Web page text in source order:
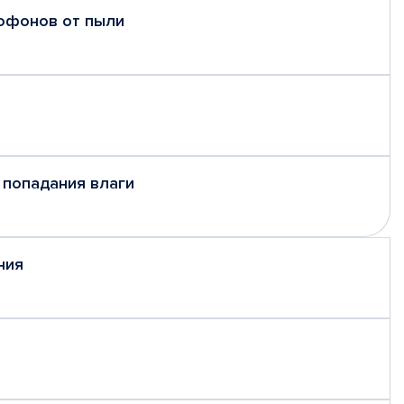
от пыли
влаги